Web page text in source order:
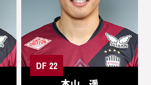
DF 22